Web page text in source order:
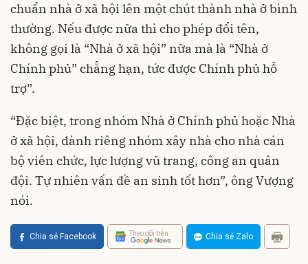
chuẩn nhà ở xã hội lên một chút thành nhà ở bình
thường. Nếu được nữa thì cho phép đổi tên,
không gọi là “Nhà ở xã hội” nữa mà là “Nhà ở
Chính phủ” chẳng hạn, tức được Chính phủ hỗ
trợ”.
“Đặc biệt, trong nhóm Nhà ở Chính phủ hoặc Nhà
ở xã hội, dành riêng nhóm xây nhà cho nhà cán
bộ viên chức, lực lượng vũ trang, công an quân
đội. Tự nhiên vấn đề an sinh tốt hơn”, ông Vượng
nói.
Chia sẻ Facebook Theo dõi trên Chia sẻ Zalo